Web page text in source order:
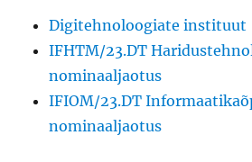
Digitehnoloogiate instituut
IFHTM/23.DT
nominaaljaotus
IFIOM/23.DT
nominaaljaotus